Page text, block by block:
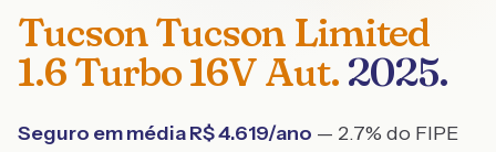
TucsonTucson Limited
1.6 Turbo 16V Aut. 2025.
Seguro em média R$4.619/ano — 2.7% do FIPE